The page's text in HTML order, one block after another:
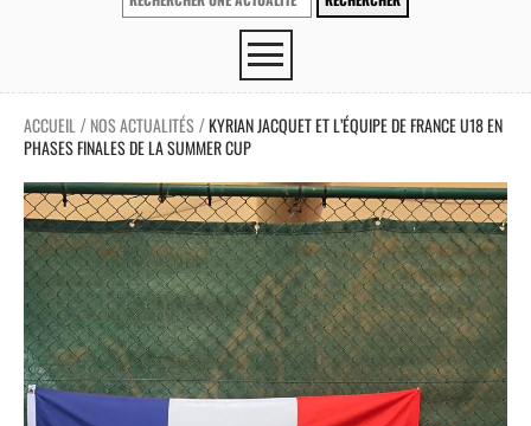
ACCUEIL / NOS ACTUALITÉS /KYRIAN JACQUET ET L’ÉQUIPE DE FRANCE U18 EN
PHASES FINALES DE LA SUMMER CUP